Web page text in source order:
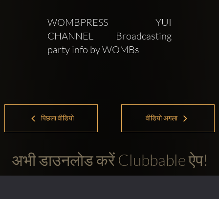
WOMBPRESS YUI
CHANNEL Broadcasting
party info by WOMBs
पिछला वीडियो वीडियो अगला
अभी डाउनलोड करें Clubbable ऐप!